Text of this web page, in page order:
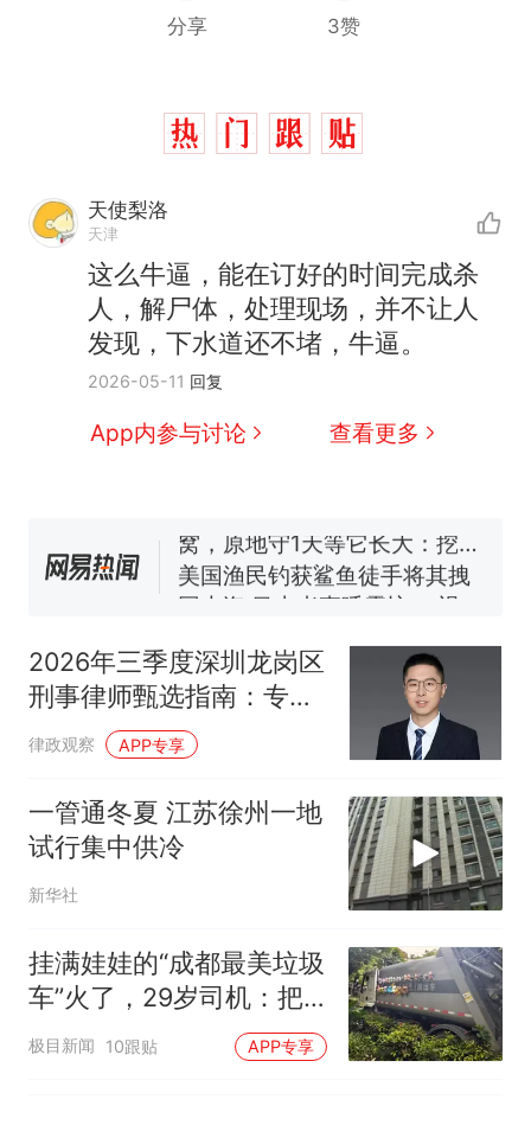
分享 3赞
天使梨洛
天津
这么牛逼，能在订好的时间完成杀
人，解尸体，处理现场，并不让人
发现，下水道还不堵，牛逼。
2026-05-11 回复
App内参与讨论 查看更多
热 那个在床头放菜刀的女孩，
因老师一句“跟我回家”改写了
人生制裁瓜子饺子，美国怕什
么？
费大厨“全国小炒肉大王”称
140多朵
美国渔民钓获鲨鱼徒手将其拽
回大海 目击者直呼震惊 （视频
官方通报
热 那个在床头放菜刀的女孩，
因老师一句“跟我回家”改写了
人生
2026年三季度深圳龙岗区
刑事律师甄选指南：专注
本土疑难复杂刑辩赛道
律政观察 APP专享
一管通冬夏 江苏徐州一地
试行集中供冷
新华社
挂满娃娃的“成都最美垃圾
车”火了，29岁司机：把
车装扮得好看，干活时没
那么枯燥压抑
极目新闻 10跟贴 APP专享